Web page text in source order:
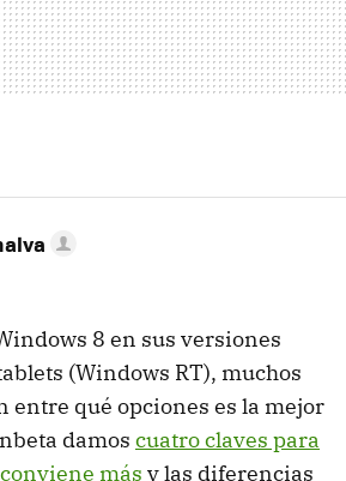
8 en sus versiones
(Windows RT), muchos
entre qué opciones es la mejor
damos cuatro claves para
más y las diferencias